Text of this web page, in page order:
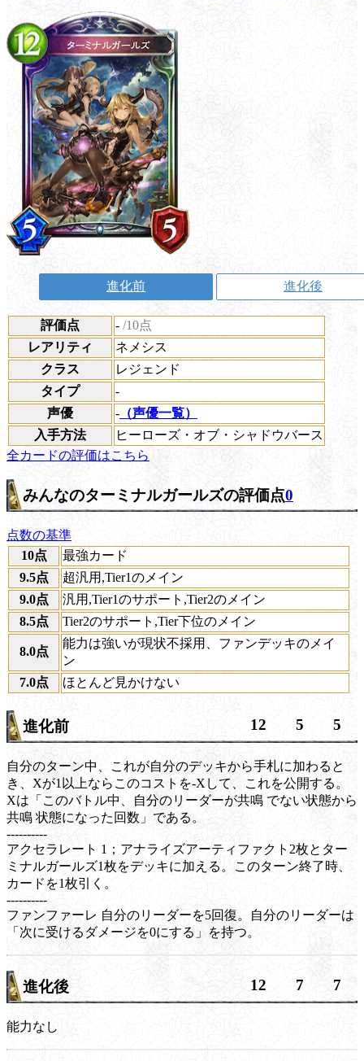
進化前 進化後
評価点 - /10点
レアリティ
ネメシス
クラス
レジェンド
タイプ
-
声優
- （声優一覧）
入手方法
ヒーローズ・オブ・シャドウバース
全カードの評価はこちら
みんなのターミナルガールズの評価点0
点数の基準
10点
最強カード
9.5点
超汎用,Tier1のメイン
9.0点
汎用,Tier1のサポート,Tier2のメイン
8.5点
Tier2のサポート,Tier下位のメイン
8.0点
能力は強いが現状不採用、ファンデッキのメイ
ン
7.0点
ほとんど見かけない
進化前 12 5 5
自分のターン中、これが自分のデッキから手札に加わると
き、Xが1以上ならこのコストを-Xして、これを公開する。
Xは「このバトル中、自分のリーダーが共鳴 でない状態から
共鳴 状態になった回数」である。
----------
アクセラレート 1；アナライズアーティファクト2枚とター
ミナルガールズ1枚をデッキに加える。このターン終了時、
カードを1枚引く。
----------
ファンファーレ 自分のリーダーを5回復。自分のリーダーは
「次に受けるダメージを0にする」を持つ。
進化後 12 7 7
能力なし